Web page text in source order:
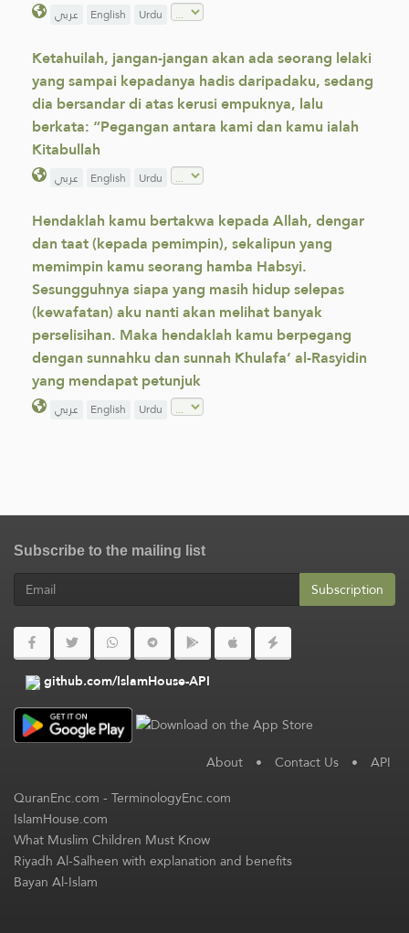
عربي English Urdu
Ketahuilah, jangan-jangan akan ada seorang lelaki
yang sampai kepadanya hadis daripadaku, sedang
dia bersandar di atas kerusi empuknya, lalu
berkata: “Pegangan antara kami dan kamu ialah
Kitabullah
عربي English Urdu
Hendaklah kamu bertakwa kepada Allah, dengar
dan taat (kepada pemimpin), sekalipun yang
memimpin kamu seorang hamba Habsyi.
Sesungguhnya siapa yang masih hidup selepas
(kewafatan) aku nanti akan melihat banyak
perselisihan. Maka hendaklah kamu berpegang
dengan sunnahku dan sunnah Khulafa’ al-Rasyidin
yang mendapat petunjuk
عربي English Urdu
Subscribe to the mailing list
Subscription
github.com/IslamHouse-API
About • Contact Us • API
QuranEnc.com-TerminologyEnc.com
IslamHouse.com
What Muslim Children Must Know
Riyadh Al-Salheen with explanation and benefits
Bayan Al-Islam